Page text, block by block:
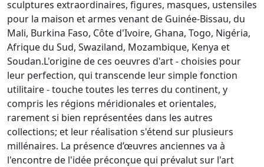
sculptures extraordinaires, figures, masques, ustensiles
pour la maison et armes venant de Guinée-Bissau, du
Mali, Burkina Faso, Côte d'Ivoire, Ghana, Togo, Nigéria,
Afrique du Sud, Swaziland, Mozambique, Kenya et
Soudan.L'origine de ces oeuvres d'art - choisies pour
leur perfection, qui transcende leur simple fonction
utilitaire - touche toutes les terres du continent, y
compris les régions méridionales et orientales,
rarement si bien représentées dans les autres
collections; et leur réalisation s'étend sur plusieurs
millénaires. La présence d’œuvres anciennes va à
l'encontre de l'idée préconçue qui prévalut sur l'art